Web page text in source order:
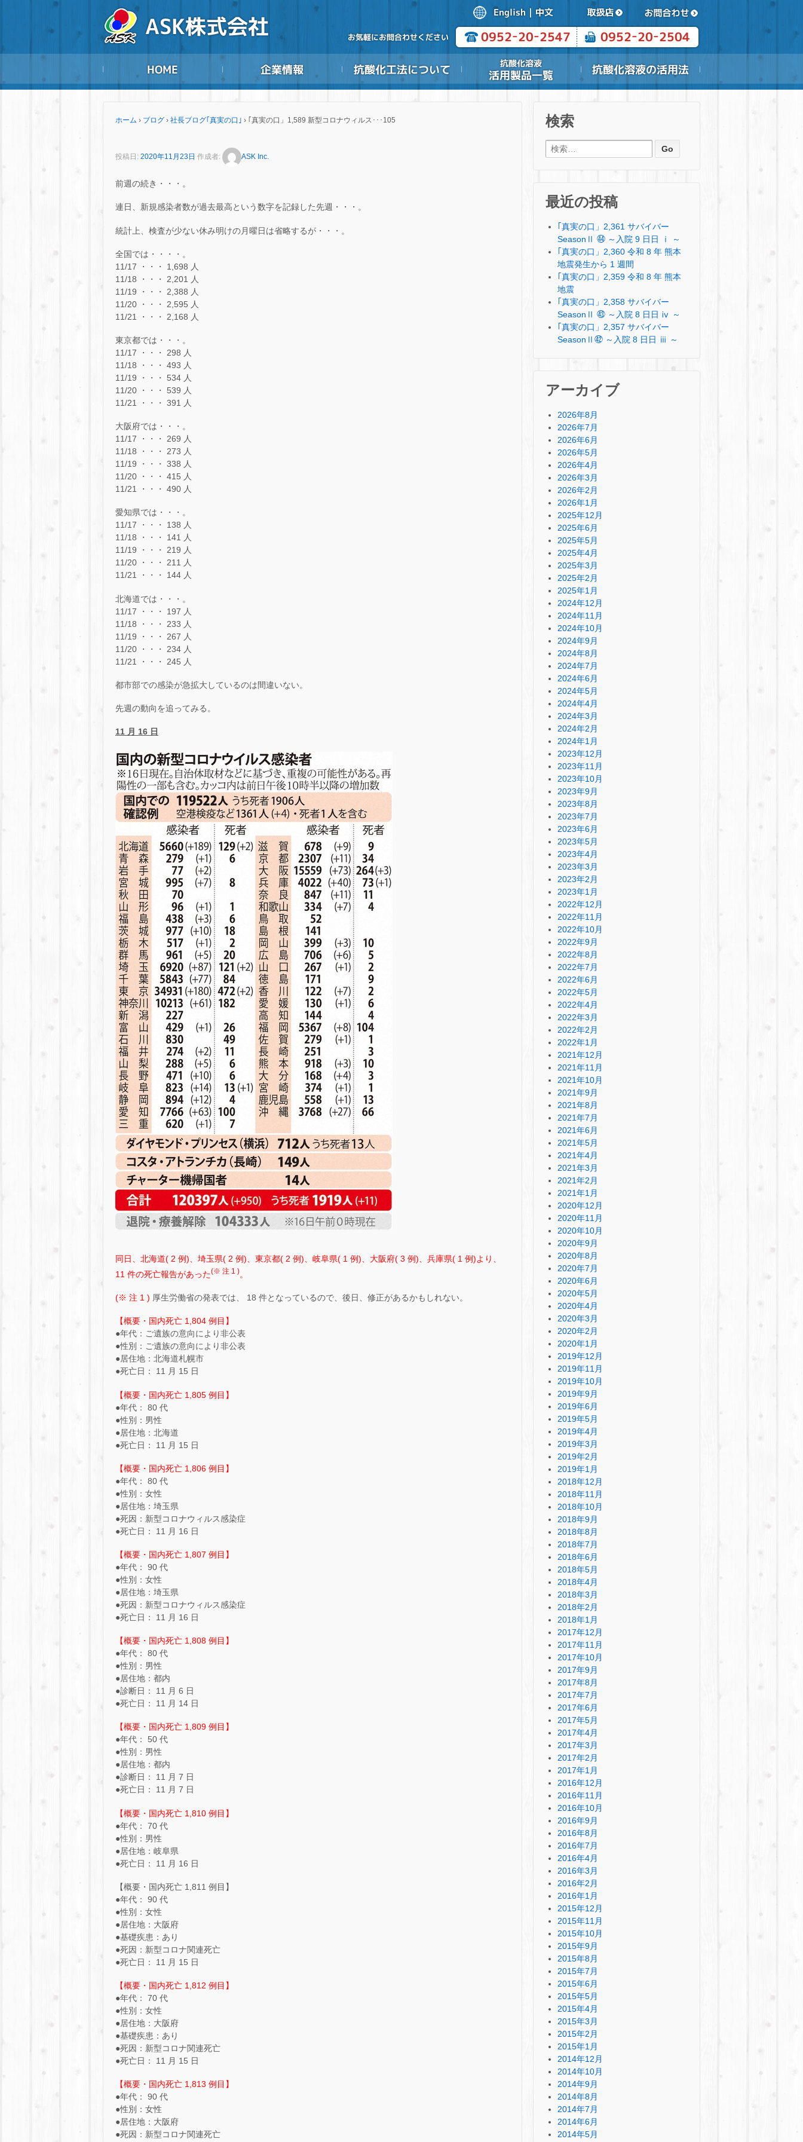
ホーム › ブログ › 社長ブログ｢真実の口｣ › ｢真実の口」1,589 新型コロナウィルス･･･105
投稿日: 2020年11月23日 作成者: ASK Inc.
前週の続き・・・。
連日、新規感染者数が過去最高という数字を記録した先週・・・。
統計上、検査が少ない休み明けの月曜日は省略するが・・・。
全国では・・・・。
11/17 ・・・ 1,698 人
11/18 ・・・ 2,201 人
11/19 ・・・ 2,388 人
11/20 ・・・ 2,595 人
11/21 ・・・ 2,168 人
東京都では・・・。
11/17 ・・・ 298 人
11/18 ・・・ 493 人
11/19 ・・・ 534 人
11/20 ・・・ 539 人
11/21 ・・・ 391 人
大阪府では・・・。
11/17 ・・・ 269 人
11/18 ・・・ 273 人
11/19 ・・・ 338 人
11/20 ・・・ 415 人
11/21 ・・・ 490 人
愛知県では・・・。
11/17 ・・・ 138 人
11/18 ・・・ 141 人
11/19 ・・・ 219 人
11/20 ・・・ 211 人
11/21 ・・・ 144 人
北海道では・・・。
11/17 ・・・ 197 人
11/18 ・・・ 233 人
11/19 ・・・ 267 人
11/20 ・・・ 234 人
11/21 ・・・ 245 人
都市部での感染が急拡大しているのは間違いない。
先週の動向を追ってみる。
11 月 16 日
同日、北海道( 2 例)、埼玉県( 2 例)、東京都( 2 例)、岐阜県( 1 例)、大阪府( 3 例)、兵庫県( 1 例)より、
11 件の死亡報告があった(※ 注 1 )。
(※ 注 1 ) 厚生労働省の発表では、 18 件となっているので、後日、修正があるかもしれない。
【概要・国内死亡 1,804 例目】
●年代：ご遺族の意向により非公表
●性別：ご遺族の意向により非公表
●居住地：北海道札幌市
●死亡日： 11 月 15 日
【概要・国内死亡 1,805 例目】
●年代： 80 代
●性別：男性
●居住地：北海道
●死亡日： 11 月 15 日
【概要・国内死亡 1,806 例目】
●年代： 80 代
●性別：女性
●居住地：埼玉県
●死因：新型コロナウィルス感染症
●死亡日： 11 月 16 日
【概要・国内死亡 1,807 例目】
●年代： 90 代
●性別：女性
●居住地：埼玉県
●死因：新型コロナウィルス感染症
●死亡日： 11 月 16 日
【概要・国内死亡 1,808 例目】
●年代： 80 代
●性別：男性
●居住地：都内
●診断日： 11 月 6 日
●死亡日： 11 月 14 日
【概要・国内死亡 1,809 例目】
●年代： 50 代
●性別：男性
●居住地：都内
●診断日： 11 月 7 日
●死亡日： 11 月 7 日
【概要・国内死亡 1,810 例目】
●年代： 70 代
●性別：男性
●居住地：岐阜県
●死亡日： 11 月 16 日
【概要・国内死亡 1,811 例目】
●年代： 90 代
●性別：女性
●居住地：大阪府
●基礎疾患：あり
●死因：新型コロナ関連死亡
●死亡日： 11 月 15 日
【概要・国内死亡 1,812 例目】
●年代： 70 代
●性別：女性
●居住地：大阪府
●基礎疾患：あり
●死因：新型コロナ関連死亡
●死亡日： 11 月 15 日
【概要・国内死亡 1,813 例目】
●年代： 90 代
●性別：女性
●居住地：大阪府
●死因：新型コロナ関連死亡
検索
検索:
最近の投稿
｢真実の口」2,361 サバイバー
SeasonⅡ ㊹ ～入院 9 日日 ⅰ ～
｢真実の口」2,360 令和 8 年 熊本
地震発生から 1 週間
｢真実の口」2,359 令和 8 年 熊本
地震
｢真実の口」2,358 サバイバー
SeasonⅡ ㊸ ～入院 8 日日 ⅳ ～
｢真実の口」2,357 サバイバー
SeasonⅡ㊷ ～入院 8 日日 ⅲ ～
アーカイブ
2026年8月
2026年7月
2026年6月
2026年5月
2026年4月
2026年3月
2026年2月
2026年1月
2025年12月
2025年6月
2025年5月
2025年4月
2025年3月
2025年2月
2025年1月
2024年12月
2024年11月
2024年10月
2024年9月
2024年8月
2024年7月
2024年6月
2024年5月
2024年4月
2024年3月
2024年2月
2024年1月
2023年12月
2023年11月
2023年10月
2023年9月
2023年8月
2023年7月
2023年6月
2023年5月
2023年4月
2023年3月
2023年2月
2023年1月
2022年12月
2022年11月
2022年10月
2022年9月
2022年8月
2022年7月
2022年6月
2022年5月
2022年4月
2022年3月
2022年2月
2022年1月
2021年12月
2021年11月
2021年10月
2021年9月
2021年8月
2021年7月
2021年6月
2021年5月
2021年4月
2021年3月
2021年2月
2021年1月
2020年12月
2020年11月
2020年10月
2020年9月
2020年8月
2020年7月
2020年6月
2020年5月
2020年4月
2020年3月
2020年2月
2020年1月
2019年12月
2019年11月
2019年10月
2019年9月
2019年6月
2019年5月
2019年4月
2019年3月
2019年2月
2019年1月
2018年12月
2018年11月
2018年10月
2018年9月
2018年8月
2018年7月
2018年6月
2018年5月
2018年4月
2018年3月
2018年2月
2018年1月
2017年12月
2017年11月
2017年10月
2017年9月
2017年8月
2017年7月
2017年6月
2017年5月
2017年4月
2017年3月
2017年2月
2017年1月
2016年12月
2016年11月
2016年10月
2016年9月
2016年8月
2016年7月
2016年4月
2016年3月
2016年2月
2016年1月
2015年12月
2015年11月
2015年10月
2015年9月
2015年8月
2015年7月
2015年6月
2015年5月
2015年4月
2015年3月
2015年2月
2015年1月
2014年12月
2014年10月
2014年9月
2014年8月
2014年7月
2014年6月
2014年5月